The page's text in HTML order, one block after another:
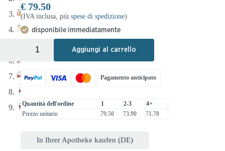
€ 79.50
(IVA inclusa, più spese di spedizione)
disponibile immediatamente
Aggiungi al carrello
Pagamento anticipato
Quantità dell'ordine 1 2-3
4+
Prezzo unitario
79.50 73.90 71.70
In Ihrer Apotheke kaufen (DE)